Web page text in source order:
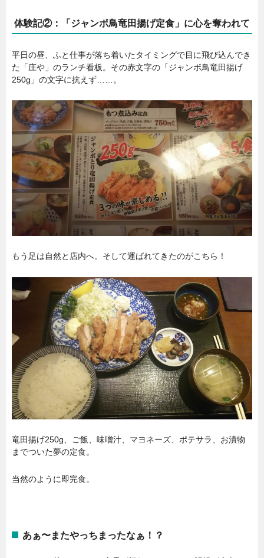
体験記②：「ジャンボ鳥竜田揚げ定食」に心を奪われて
平日の昼、ふと仕事が落ち着いたタイミングで目に飛び込んでき
た「庄や」のランチ看板。その赤文字の「ジャンボ鳥竜田揚げ
250g」の文字に抗えず……。
もう足は自然と店内へ。そして運ばれてきたのがこちら！
竜田揚げ250g、ご飯、味噌汁、マヨネーズ、ポテサラ、お漬物
までついた夢の定食。
当然のように即完食。
あぁ〜またやっちまったなぁ！？